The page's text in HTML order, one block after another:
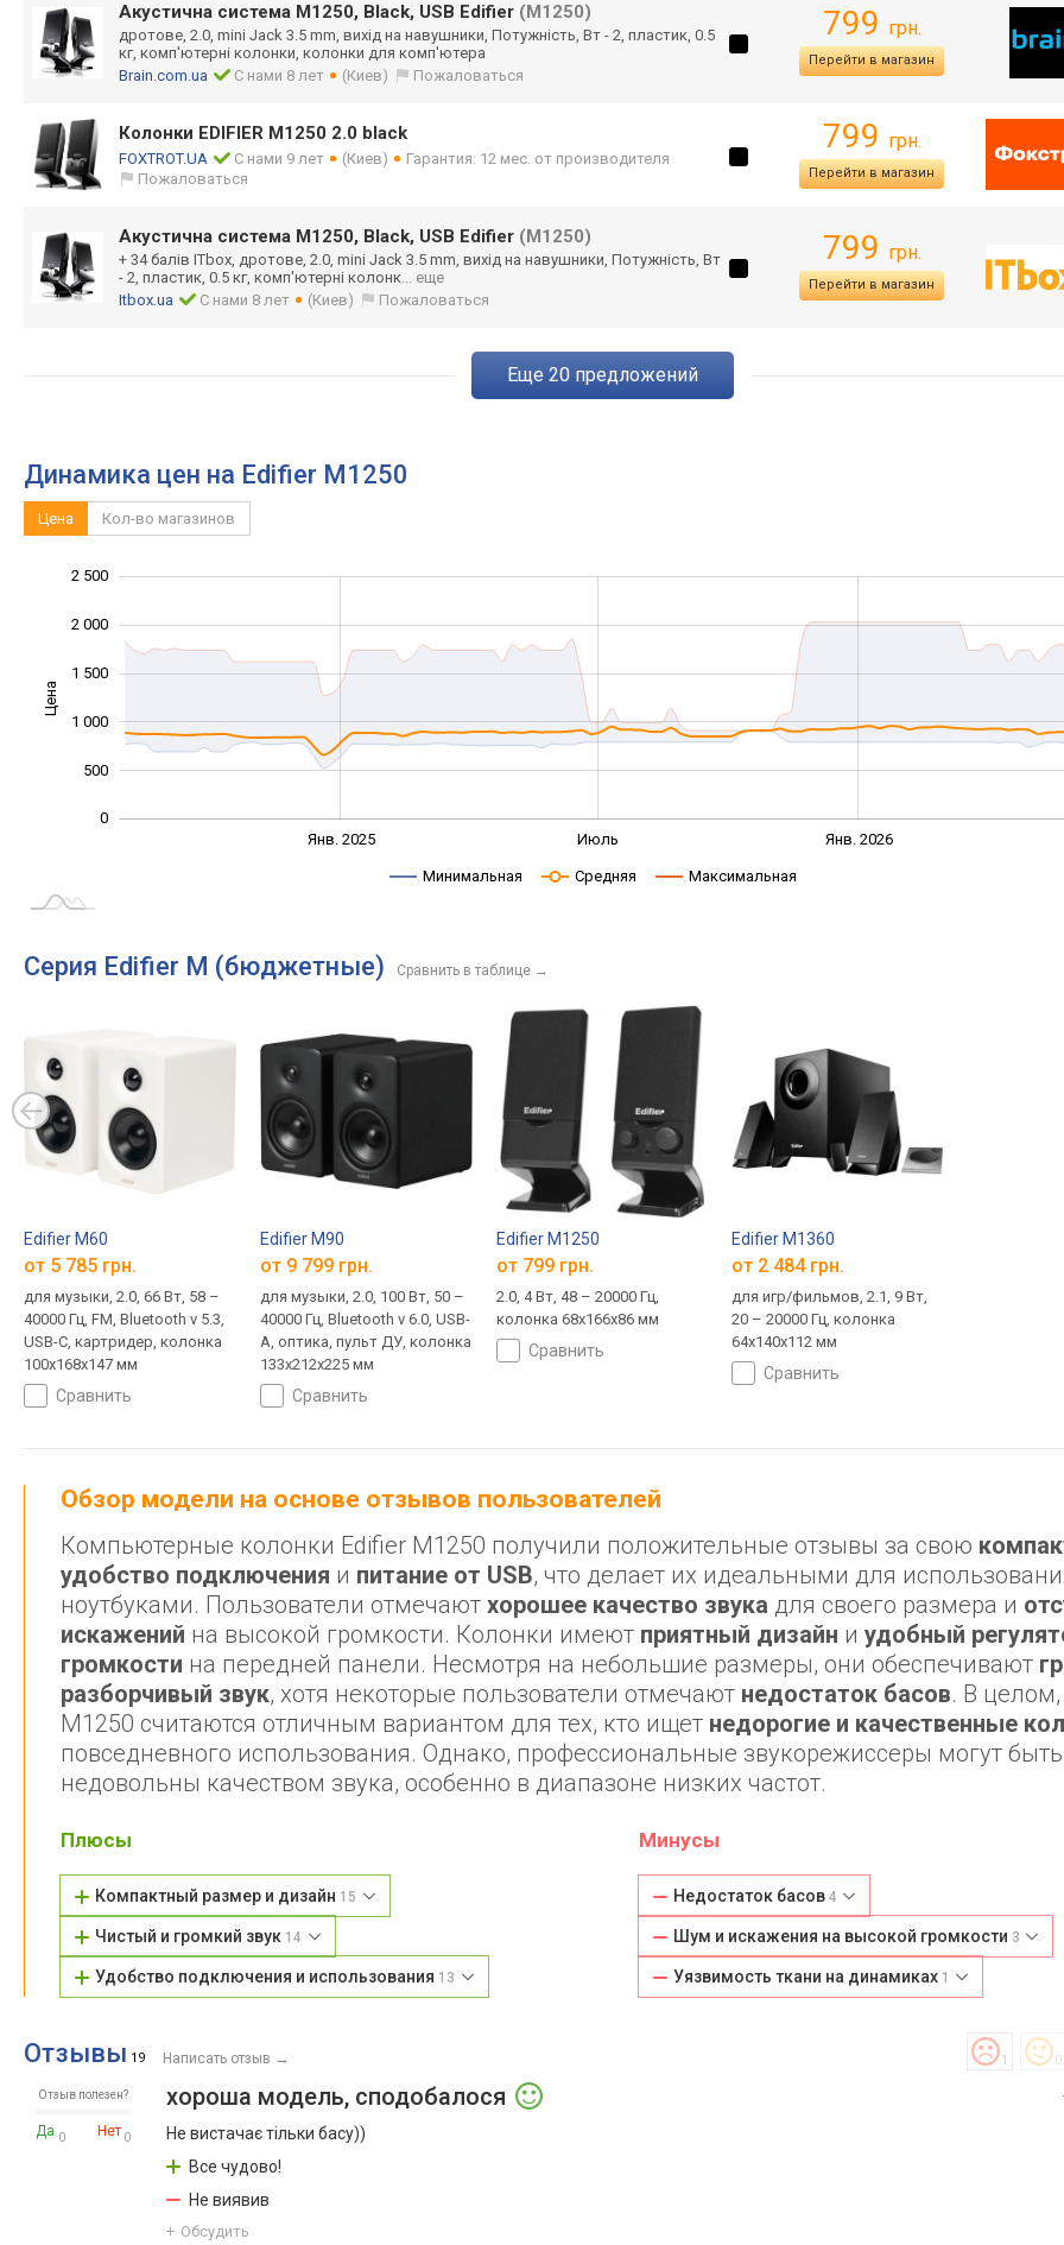
Акустична система M1250, Black, USB Edifier (M1250)
дротове, 2.0, mini Jack 3.5 mm, вихід на навушники, Потужність, Вт - 2, пластик, 0.5
кг, комп'ютерні колонки, колонки для комп'ютера
Brain.com.ua
С нами 8 лет (Киев) Пожаловаться
799 грн.
Перейти в магазин
Колонки EDIFIER M1250 2.0 black
FOXTROT.UA С нами 9 лет (Киев)
Гарантия: 12 мес. от производителя
Пожаловаться
799 грн.
Перейти в магазин
Акустична система M1250, Black, USB Edifier (M1250)
+ 34 балів ITbox, дротове, 2.0, mini Jack 3.5 mm, вихід на навушники, Потужність, Вт
- 2, пластик, 0.5 кг, комп'ютерні колонк... еще
Itbox.ua
С нами 8 лет (Киев) Пожаловаться
799 грн.
Перейти в магазин
eще 20предложений
Динамика цен на Edifier M1250
Цена Кол-во магазинов
Цена
0
500
1 000
1 500
2 000
2 500
Янв. 2025 Июль Янв. 2026
Минимальная Средняя Максимальная
Серия Edifier M (бюджетные) Сравнить в таблице →
Edifier M60
от 5 785 грн.
для музыки, 2.0, 66 Вт, 58 –
40000 Гц, FM, Bluetooth v 5.3,
USB-C, картридер, колонка
100х168х147 мм
сравнить
Edifier M90
от 9 799 грн.
для музыки, 2.0, 100 Вт, 50 –
40000 Гц, Bluetooth v 6.0, USB-
A, оптика, пульт ДУ, колонка
133х212х225 мм
сравнить
Edifier M1250
от 799 грн.
2.0, 4 Вт, 48 – 20000 Гц,
колонка 68х166х86 мм
сравнить
Edifier M1360
от 2 484 грн.
для игр/фильмов, 2.1, 9 Вт,
20 – 20000 Гц, колонка
64x140x112 мм
сравнить
Обзор модели на основе отзывов пользователей
Компьютерные колонки Edifier M1250 получили положительные отзывы за свою
удобство подключения и питание от USB, что делает их идеальными для
ноутбуками. Пользователи отмечают хорошее качество звука для своего размера и
искажений на высокой громкости. Колонки имеют приятный дизайн и удобный
громкости на передней панели. Несмотря на небольшие размеры, они обеспечивают
разборчивый звук, хотя некоторые пользователи отмечают недостаток басов. В
M1250 считаются отличным вариантом для тех, кто ищет недорогие и качественные
повседневного использования. Однако, профессиональные звукорежиссеры могут быть
недовольны качеством звука, особенно в диапазоне низких частот.
Плюсы
Компактный размер и дизайн 15
Чистый и громкий звук 14
Удобство подключения и использования 13
Минусы
Недостаток басов 4
Шум и искажения на высокой громкости 3
Уязвимость ткани на динамиках 1
Отзывы 19 Написать отзыв → 1 0
Отзыв полезен?
Да 0 Нет 0
хороша модель, сподобалося
Не вистачає тільки басу))
Все чудово!
Не виявив
Обсудить